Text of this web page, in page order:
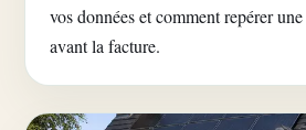
vos données et comment repérer
avant la facture.